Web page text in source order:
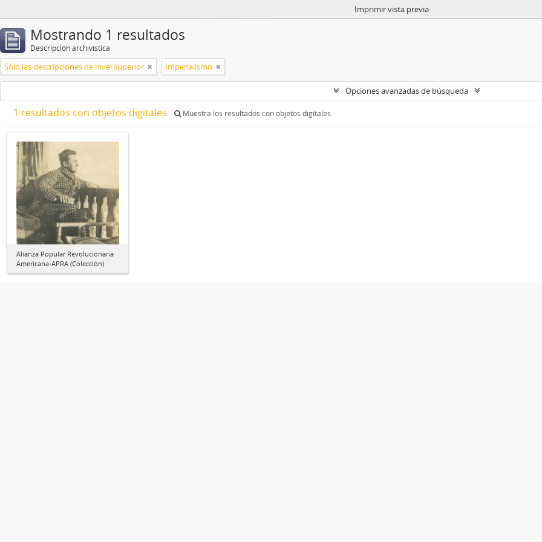
Imprimir vista previa
Mostrando 1 resultados
Descripción archivística
Sólo las descripciones de nivel superior Imperialismo
Opciones avanzadas de búsqueda
1 resultados con objetos digitales Muestra los resultados con objetos digitales
Alianza Popular Revolucionaria
Americana-APRA (Colección)